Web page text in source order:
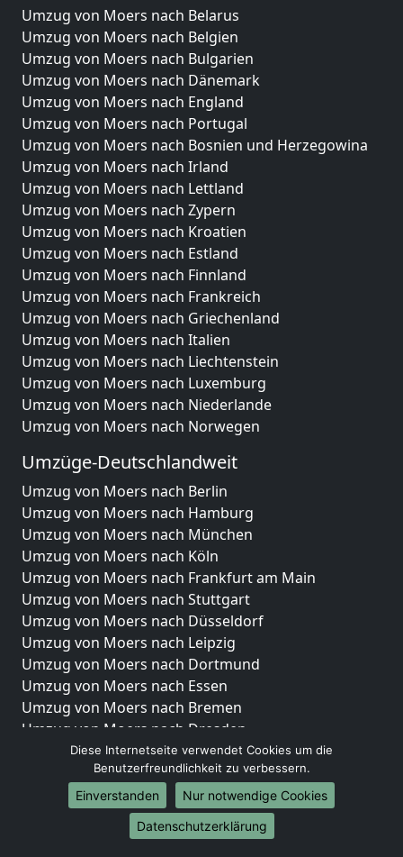
Umzug von Moers nach Belarus
Umzug von Moers nach Belgien
Umzug von Moers nach Bulgarien
Umzug von Moers nach Dänemark
Umzug von Moers nach England
Umzug von Moers nach Portugal
Umzug von Moers nach Bosnien und Herzegowina
Umzug von Moers nach Irland
Umzug von Moers nach Lettland
Umzug von Moers nach Zypern
Umzug von Moers nach Kroatien
Umzug von Moers nach Estland
Umzug von Moers nach Finnland
Umzug von Moers nach Frankreich
Umzug von Moers nach Griechenland
Umzug von Moers nach Italien
Umzug von Moers nach Liechtenstein
Umzug von Moers nach Luxemburg
Umzug von Moers nach Niederlande
Umzug von Moers nach Norwegen
Umzüge-Deutschlandweit
Umzug von Moers nach Berlin
Umzug von Moers nach Hamburg
Umzug von Moers nach München
Umzug von Moers nach Köln
Umzug von Moers nach Frankfurt am Main
Umzug von Moers nach Stuttgart
Umzug von Moers nach Düsseldorf
Umzug von Moers nach Leipzig
Umzug von Moers nach Dortmund
Umzug von Moers nach Essen
Umzug von Moers nach Bremen
Umzug von Moers nach Dresden
Umzug von Moers nach Hannover
Umzug von Moers nach Nürnberg
Umzug von Moers nach Duisburg
Umzug von Moers nach Bochum
Umzug von Moers nach Wuppertal
Diese Internetseite verwendet Cookies um die
Benutzerfreundlichkeit zu verbessern.
Einverstanden
Nur notwendige Cookies
Datenschutzerklärung